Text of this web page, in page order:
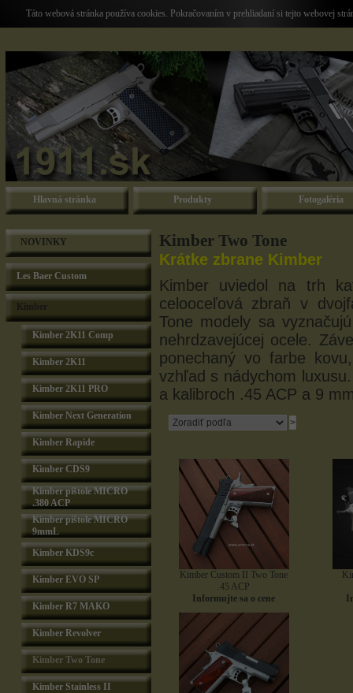
Táto webová stránka používa cookies. Pokračovaním v prehliadaní si tejto webovej
Hlavná stránka Produkty Fotogaléria
NOVINKY
Les Baer Custom
Kimber 2K11 Comp
Kimber 2K11
Kimber 2K11 PRO
Kimber Next Generation
Kimber Rapide
Kimber CDS9
Kimber pištole MICRO
.380 ACP
Kimber pištole MICRO
9mmL
Kimber KDS9c
Kimber EVO SP
Kimber R7 MAKO
Kimber Revolver
Kimber Two Tone
Kimber Stainless II
Kimber Two Tone
Krátke zbrane Kimber
Kimber uviedol na trh
celooceľová zbraň v
Tone modely sa
nehrdzavejúcej ocele.
ponechaný vo farbe
vzhľad s nádychom
a kalibroch .45 ACP a 9
Kimber Custom II Two Tone
.45 ACP
Informujte sa o cene